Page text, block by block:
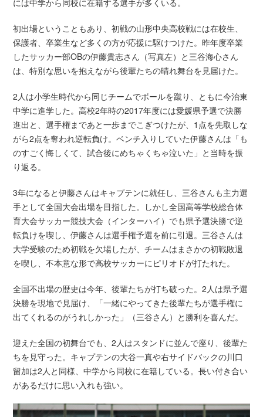
には中学から同校に在籍する選手が多くいる。
初出場ということもあり、初戦の山形中央高校戦には在校生、
保護者、卒業生など多くの方が応援に駆けつけた。昨年度卒業
したサッカー部OBの伊藤貴志さん（写真左）と三谷海心さん
は、特別な思いを抱えながら後輩たちの晴れ舞台を見届けた。
2人は小学生時代から同じチームでボールを蹴り、ともに今治東
中学に進学した。高校2年時の2017年度には愛媛県予選で決勝
進出と、選手権まであと一歩までこぎつけたが、1点を先取しな
がら2点を奪われ逆転負け。ベンチ入りしていた伊藤さんは「も
のすごく悔しくて、試合後にめちゃくちゃ泣いた」と当時を振
り返る。
3年になると伊藤さんはキャプテンに就任し、三谷さんも主力選
手として全国大会出場を目指した。しかし全国高等学校総合体
育大会サッカー競技大会（インターハイ）でも県予選決勝で逆
転負けを喫し、伊藤さんは選手権予選を前に引退。三谷さんは
大学受験のため初戦を欠場したが、チームはまさかの初戦敗退
を喫し、不本意な形で高校サッカーにピリオドが打たれた。
全国不出場の歴史は今年、後輩たちが打ち破った。2人は県予選
決勝を現地で見届け、「一緒にやってきた後輩たちが選手権に
出てくれるのがうれしかった」（三谷さん）と勝利を喜んだ。
迎えた全国の初舞台でも、2人はスタンドに並んで座り、後輩た
ちを見守った。キャプテンの大谷一真や右サイドバックの川口
留加は2人と同様、中学から同校に在籍している。長い付き合い
があるだけに思い入れも強い。